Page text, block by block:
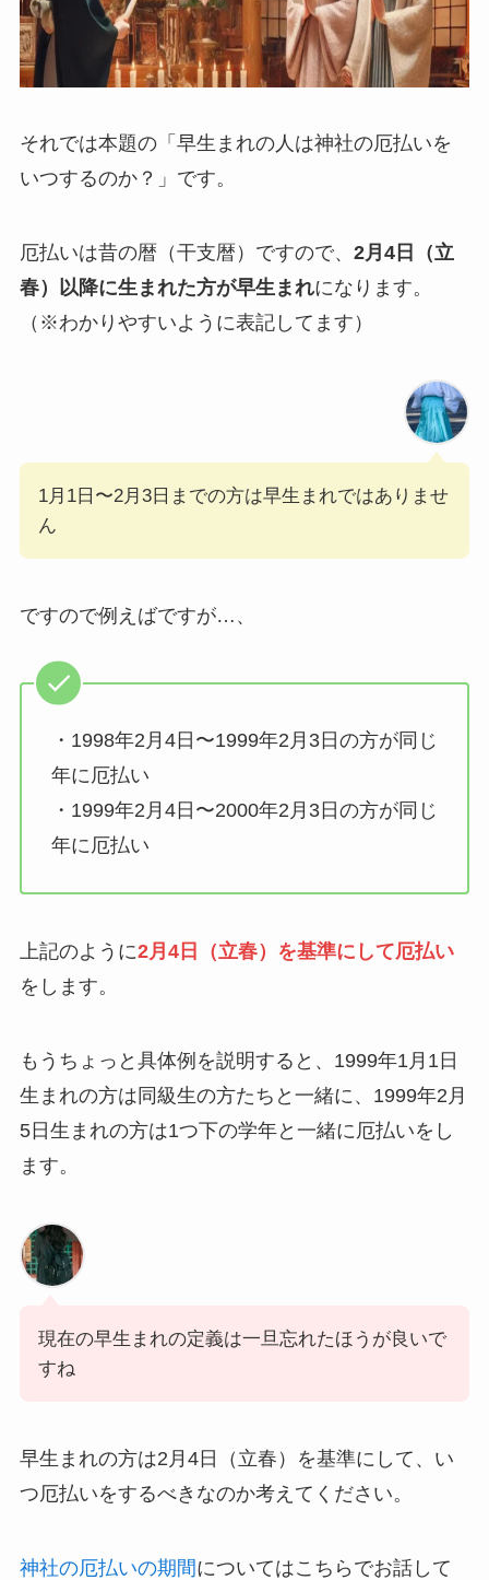
それでは本題の「早生まれの人は神社の厄払いを
いつするのか？」です。
厄払いは昔の暦（干支暦）ですので、 2月4日（立
春）以降に生まれた方が早生まれになります。
（※わかりやすいように表記してます）
1月1日〜2月3日までの方は早生まれではありませ
ん
ですので例えばですが…、
・1998年2月4日〜1999年2月3日の方が同じ
年に厄払い
・1999年2月4日〜2000年2月3日の方が同じ
年に厄払い
上記のように2月4日（立春）を基準にして厄払い
をします。
もうちょっと具体例を説明すると、1999年1月1日
生まれの方は同級生の方たちと一緒に、1999年2月
5日生まれの方は1つ下の学年と一緒に厄払いをし
ます。
現在の早生まれの定義は一旦忘れたほうが良いで
すね
早生まれの方は2月4日（立春）を基準にして、い
つ厄払いをするべきなのか考えてください。
神社の厄払いの期間についてはこちらでお話して